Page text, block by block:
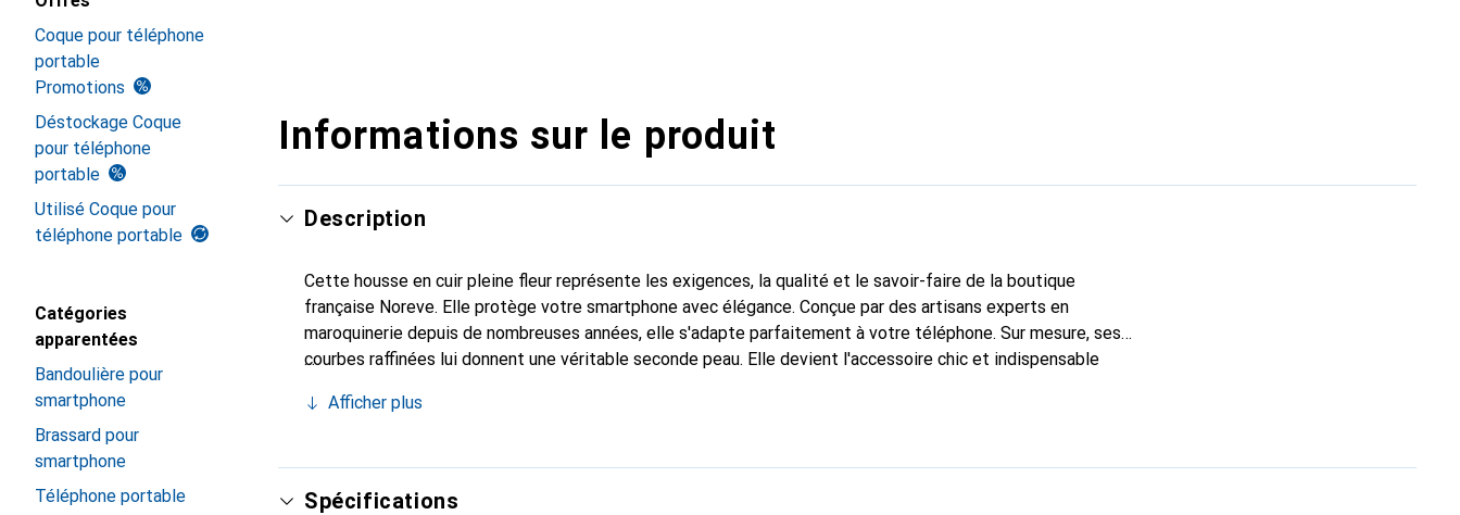
Coque pour téléphone
portable
Promotions
Déstockage Coque
pour téléphone
portable
Utilisé Coque pour
téléphone portable
Catégories
apparentées
Bandoulière pour
smartphone
Brassard pour
smartphone
Téléphone portable
Informations sur le produit
Description
Cette housse en cuir pleine fleur représente les exigences, la qualité et le savoir-faire de la boutique
française Noreve. Elle protège votre smartphone avec élégance. Conçue par des artisans experts en
maroquinerie depuis de nombreuses années, elle s'adapte parfaitement à votre téléphone. Sur mesure, ses
courbes raffinées lui donnent une véritable seconde peau. Elle devient l'accessoire chic et indispensable
Noreve est un choix sûr pour une clientèle exigeante.
Afficher plus
Spécifications